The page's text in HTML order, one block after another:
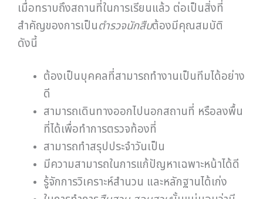
เมื่อทราบถึงสถานที่ในการเรียนแล้ว ต่อเป็นสิ่งที่
สำคัญของการเป็นตำรวจนักสืบต้องมีคุณสมบัติ
ดังนี้
ต้องเป็นบุคคลที่สามารถทำงานเป็นทีมได้อย่าง
ดี
สามารถเดินทางออกไปนอกสถานที่ หรือลงพื้น
ที่ได้เพื่อทำการตรวจท้องที่
สามารถทำสรุปประจำวันเป็น
มีความสามารถในการแก้ปัญหาเฉพาะหน้าได้ดี
รู้จักการวิเคราะห์สำนวน และหลักฐานได้เก่ง